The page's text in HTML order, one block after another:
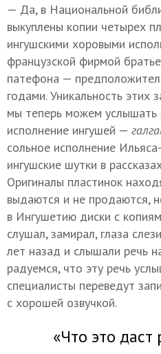
— Да, в Национальной
выкуплены копии четырех
ингушскими хоровыми
французской фирмой
патефона —
годами. Уникальность этих
мы теперь можем услышать
исполнение ингушей —
сольное исполнение
ингушские шутки в
Оригиналы пластинок
выдаются и не продаются,
в Ингушетию диски с
слушал, замирал, глаза
лет назад и слышали речь
радуемся, что эту речь
специалисты переведут
с хорошей озвучкой.
«Что это даст